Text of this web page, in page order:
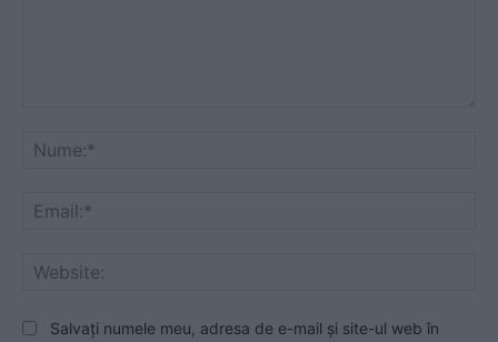
Salvați numele meu, adresa de e-mail și site-ul web în